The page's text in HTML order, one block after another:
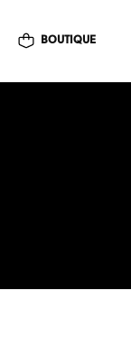
BOUTIQUE